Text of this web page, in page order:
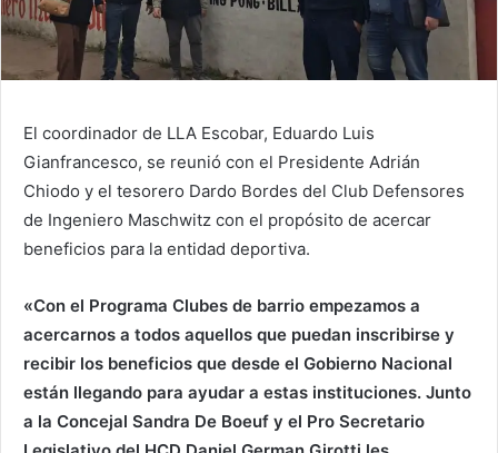
El coordinador de LLA Escobar, Eduardo Luis
Gianfrancesco, se reunió con el Presidente Adrián
Chiodo y el tesorero Dardo Bordes del Club Defensores
de Ingeniero Maschwitz con el propósito de acercar
beneficios para la entidad deportiva.
«Con el Programa Clubes de barrio empezamos a
acercarnos a todos aquellos que puedan inscribirse y
recibir los beneficios que desde el Gobierno Nacional
están llegando para ayudar a estas instituciones. Junto
a la Concejal Sandra De Boeuf y el Pro Secretario